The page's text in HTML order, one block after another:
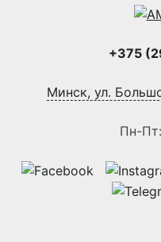
+375
Минск, ул.
Пн-